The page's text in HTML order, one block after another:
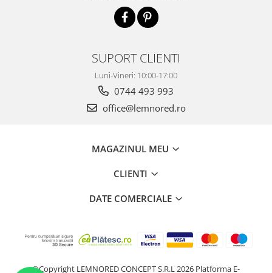
SUPORT CLIENTI
Luni-Vineri: 10:00-17:00
0744 493 993
office@lemnored.ro
MAGAZINUL MEU
CLIENTI
DATE COMERCIALE
©Copyright LEMNORED CONCEPT S.R.L 2026 Platforma E-